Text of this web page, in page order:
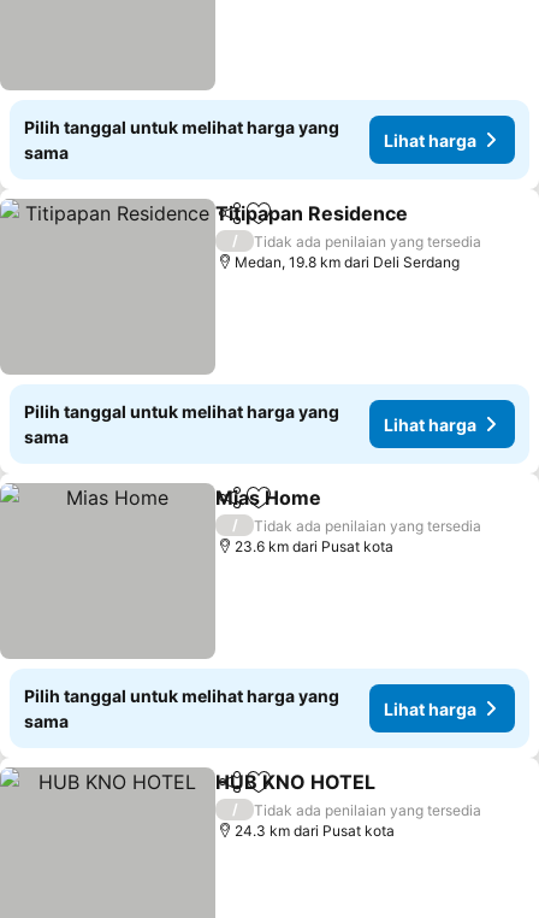
Pilih tanggal untuk melihat harga yang
sama
Lihat harga
BagikanTambahkan ke favorit
Titipapan Residence
/
Tidak ada penilaian yang tersedia
Medan, 19.8 km dari Deli Serdang
Pilih tanggal untuk melihat harga yang
sama
Lihat harga
BagikanTambahkan ke favorit
Mias Home
/
Tidak ada penilaian yang tersedia
23.6 km dari Pusat kota
Pilih tanggal untuk melihat harga yang
sama
Lihat harga
BagikanTambahkan ke favorit
HUB KNO HOTEL
/
Tidak ada penilaian yang tersedia
24.3 km dari Pusat kota